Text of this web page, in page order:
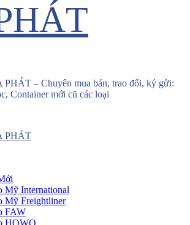
– Chuyên mua bán, trao đổi, ký gửi:
Container mới cũ các loại
PHÁT
Mỹ International
Mỹ Freightliner
FAW
HOWO